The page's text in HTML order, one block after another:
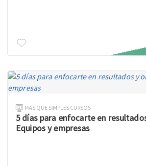
MÁS QUE SIMPLES CURSOS
5 días para enfocarte en
Equipos y empresas